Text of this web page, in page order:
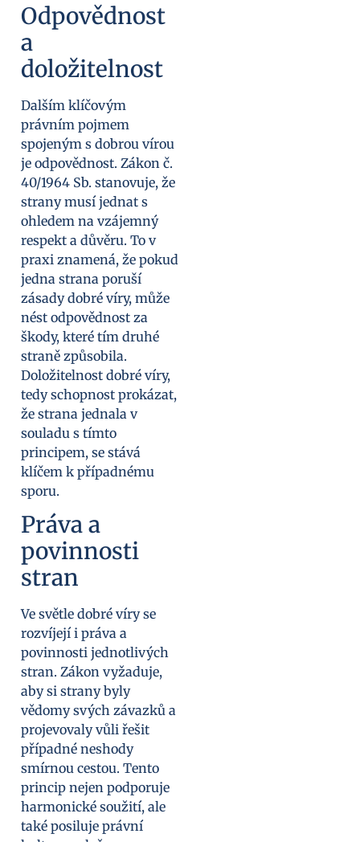
Odpovědnost
a
doložitelnost
Dalším klíčovým
právním pojmem
spojeným s dobrou vírou
je odpovědnost. Zákon č.
40/1964 Sb. stanovuje, že
strany musí jednat s
ohledem na vzájemný
respekt a důvěru. To v
praxi znamená, že pokud
jedna strana poruší
zásady dobré víry, může
nést odpovědnost za
škody, které tím druhé
straně způsobila.
Doložitelnost dobré víry,
tedy schopnost prokázat,
že strana jednala v
souladu s tímto
principem, se stává
klíčem k případnému
sporu.
Práva a
povinnosti
stran
Ve světle dobré víry se
rozvíjejí i práva a
povinnosti jednotlivých
stran. Zákon vyžaduje,
aby si strany byly
vědomy svých závazků a
projevovaly vůli řešit
případné neshody
smírnou cestou. Tento
princip nejen podporuje
harmonické soužití, ale
také posiluje právní